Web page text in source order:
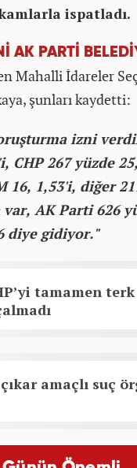
ispatladı.
AK PARTİ
Mahalli İdareler
şunları kaydetti:
izni
CHP 267 yüzde
16, 1,53'i, diğer
AK Parti 626
diye gidiyor."
tamamen
amaçlı suç